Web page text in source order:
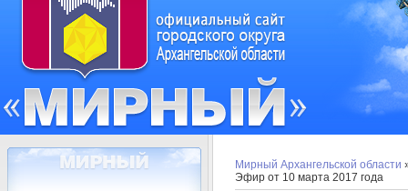
Мирный Архангельской области
Эфир от 10 марта 2017 года